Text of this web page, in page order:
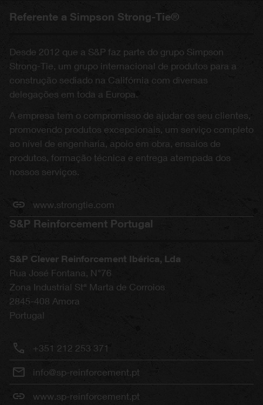
Referente a Simpson Strong-Tie®
Desde 2012 que a S&P faz parte do grupo Simpson
Strong-Tie, um grupo internacional de produtos para a
construção sediado na Califórnia com diversas
delegações em toda a Europa.
A empresa tem o compromisso de ajudar os seu clientes,
promovendo produtos excepcionais, um serviço completo
ao nível de engenharia, apoio em obra, ensaios de
produtos, formação técnica e entrega atempada dos
nossos serviços.
www.strongtie.com
S&P Reinforcement Portugal
S&P Clever Reinforcement Ibérica, Lda
Rua José Fontana, N°76
Zona Industrial Stª Marta de Corroios
2845-408 Amora
Portugal
+351 212 253 371
info@sp-reinforcement.pt
www.sp-reinforcement.pt